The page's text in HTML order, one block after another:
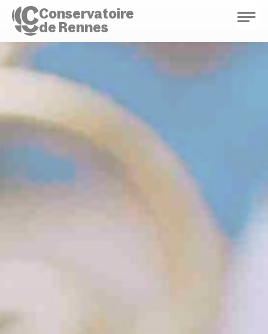
Conservatoire
de Rennes
Conservatoire de Rennes
Saison culturelle